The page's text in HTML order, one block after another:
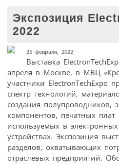
Экспозиция
2022
25 февраля, 2022
Выставка
апреля в Москве, в МВЦ
участники ElectronTechExpo
спектр технологий,
создания полупроводников,
компонентов, печатных
используемых в
устройствах. Экспозиция
разделов, охватывающих
отраслевых предприятий.